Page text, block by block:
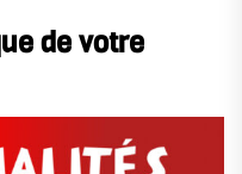
de votre